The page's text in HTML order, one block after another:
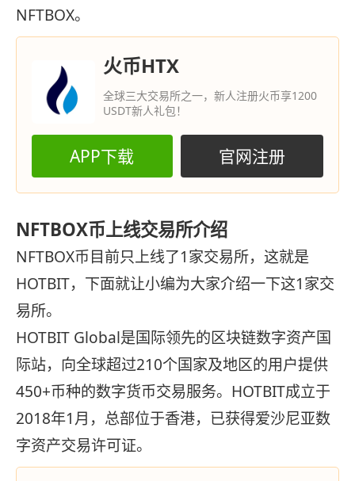
NFTBOX。
火币HTX
全球三大交易所之一，新人注册火币享1200
USDT新人礼包！
APP下载 官网注册
NFTBOX币上线交易所介绍
NFTBOX币目前只上线了1家交易所，这就是
HOTBIT，下面就让小编为大家介绍一下这1家交
易所。
HOTBIT Global是国际领先的区块链数字资产国
际站，向全球超过210个国家及地区的用户提供
450+币种的数字货币交易服务。HOTBIT成立于
2018年1月，总部位于香港，已获得爱沙尼亚数
字资产交易许可证。